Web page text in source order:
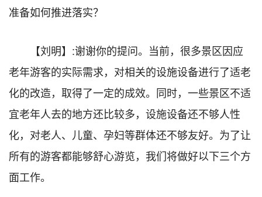
准备如何推进落实？
【刘明】:谢谢你的提问。当前，很多景区因应
老年游客的实际需求，对相关的设施设备进行了适老
化的改造，取得了一定的成效。同时，一些景区不适
宜老年人去的地方还比较多，设施设备还不够人性
化，对老人、儿童、孕妇等群体还不够友好。为了让
所有的游客都能够舒心游览，我们将做好以下三个方
面工作。